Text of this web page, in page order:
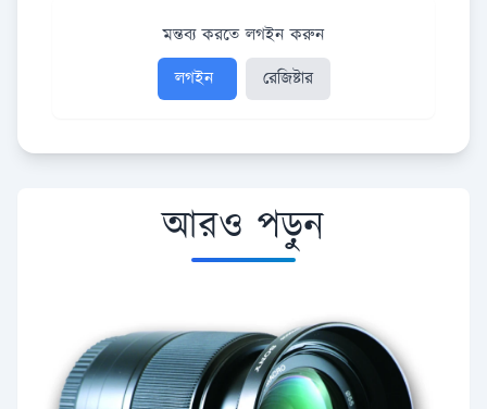
মন্তব্য করতে লগইন করুন
লগইন
রেজিষ্টার
আরও পড়ুন